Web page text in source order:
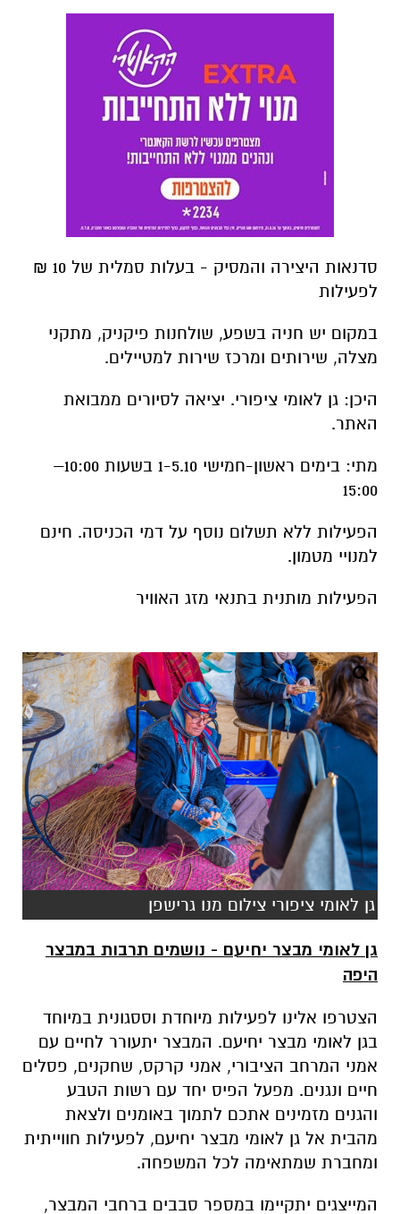
סדנאות היצירה והמסיק - בעלות סמלית של 10 ₪
לפעילות
במקום יש חניה בשפע, שולחנות פיקניק, מתקני
מצלה, שירותים ומרכז שירות למטיילים.
היכן: גן לאומי ציפורי. יציאה לסיורים ממבואת
האתר.
מתי: בימים ראשון-חמישי 1-5.10 בשעות 10:00–
15:00
הפעילות ללא תשלום נוסף על דמי הכניסה. חינם
למנויי מטמון.
הפעילות מותנית בתנאי מזג האוויר
גן לאומי ציפורי צילום מנו גרישפן
גן לאומי מבצר יחיעם - נושמים תרבות במבצר
היפה
הצטרפו אלינו לפעילות מיוחדת וססגונית במיוחד
בגן לאומי מבצר יחיעם. המבצר יתעורר לחיים עם
אמני המרחב הציבורי, אמני קרקס, שחקנים, פסלים
חיים ונגנים. מפעל הפיס יחד עם רשות הטבע
והגנים מזמינים אתכם לתמוך באומנים ולצאת
מהבית אל גן לאומי מבצר יחיעם, לפעילות חווייתית
ומחברת שמתאימה לכל המשפחה.
המייצגים יתקיימו במספר סבבים ברחבי המבצר,